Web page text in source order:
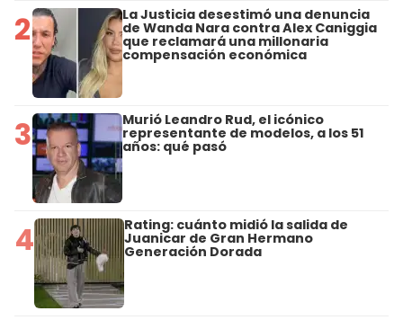
2 La Justicia desestimó una denuncia
de Wanda Nara contra Alex Caniggia
que reclamará una millonaria
compensación económica
3 Murió Leandro Rud, el icónico
representante de modelos, a los 51
años: qué pasó
4 Rating: cuánto midió la salida de
Juanicar de Gran Hermano
Generación Dorada